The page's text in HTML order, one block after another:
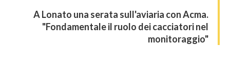
A Lonato una serata sull'aviaria con Acma.
"Fondamentale il ruolo dei cacciatori nel
monitoraggio"